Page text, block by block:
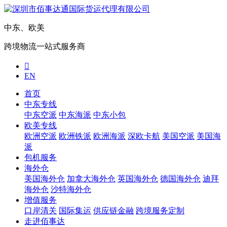
中东、欧美
跨境物流一站式服务商

EN
首页
中东专线
中东空派 中东海派 中东小包
欧美专线
欧洲空派 欧洲铁派 欧洲海派 深欧卡航 美国空派 美国海
派
包机服务
海外仓
美国海外仓 加拿大海外仓 英国海外仓 德国海外仓 迪拜
海外仓 沙特海外仓
增值服务
口岸清关 国际集运 供应链金融 跨境服务定制
走进佰事达